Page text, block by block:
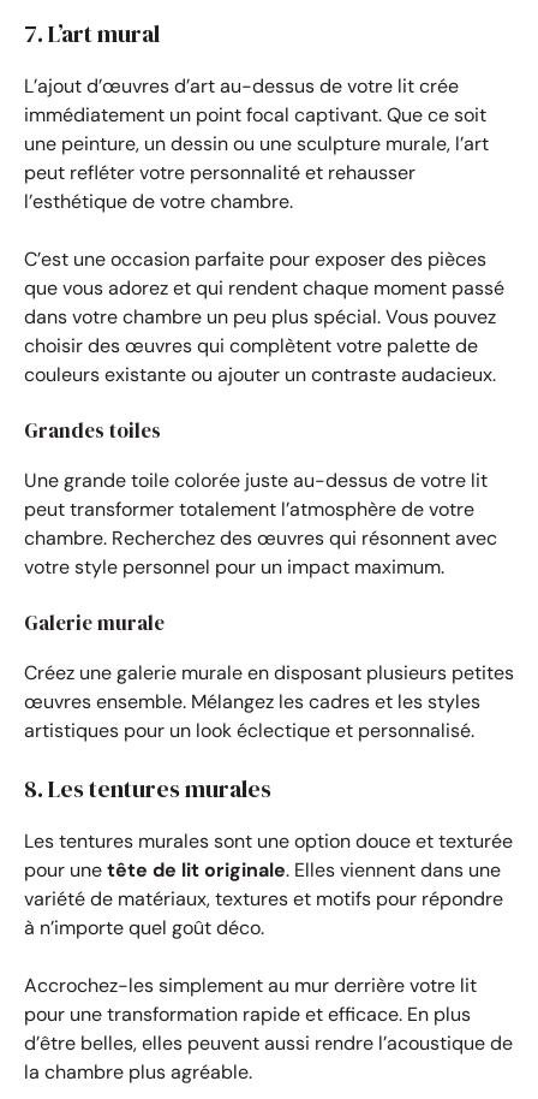
7. L’art mural
L’ajout d’œuvres d’art au-dessus de votre lit crée
immédiatement un point focal captivant. Que ce soit
une peinture, un dessin ou une sculpture murale, l’art
peut refléter votre personnalité et rehausser
l’esthétique de votre chambre.
C’est une occasion parfaite pour exposer des pièces
que vous adorez et qui rendent chaque moment passé
dans votre chambre un peu plus spécial. Vous pouvez
choisir des œuvres qui complètent votre palette de
couleurs existante ou ajouter un contraste audacieux.
Grandes toiles
Une grande toile colorée juste au-dessus de votre lit
peut transformer totalement l’atmosphère de votre
chambre. Recherchez des œuvres qui résonnent avec
votre style personnel pour un impact maximum.
Galerie murale
Créez une galerie murale en disposant plusieurs petites
œuvres ensemble. Mélangez les cadres et les styles
artistiques pour un look éclectique et personnalisé.
8. Les tentures murales
Les tentures murales sont une option douce et texturée
pour unetête de lit originale. Elles viennent dans une
variété de matériaux, textures et motifs pour répondre
à n’importe quel goût déco.
Accrochez-les simplement au mur derrière votre lit
pour une transformation rapide et efficace. En plus
d’être belles, elles peuvent aussi rendre l’acoustique de
la chambre plus agréable.